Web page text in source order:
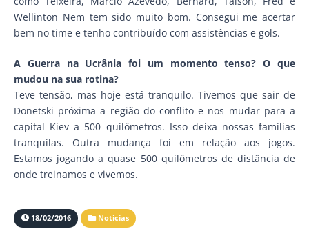
Wellinton Nem tem sido muito bom. Consegui me acertar
bem no time e tenho contribuído com assistências e gols.
A Guerra na Ucrânia foi um momento tenso? O que
mudou na sua rotina?
Teve tensão, mas hoje está tranquilo. Tivemos que sair de
Donetski próxima a região do conflito e nos mudar para a
capital Kiev a 500 quilômetros. Isso deixa nossas famílias
tranquilas. Outra mudança foi em relação aos jogos.
Estamos jogando a quase 500 quilômetros de distância de
onde treinamos e vivemos.
18/02/2016 Notícias